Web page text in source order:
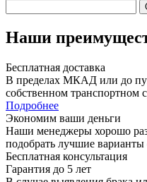
Наши
Бесплатная доставка
В пределах МКАД или до
собственном транспортном
Подробнее
Экономим ваши деньги
Наши менеджеры хорошо
подобрать лучшие
Бесплатная консультация
Гарантия до 5 лет